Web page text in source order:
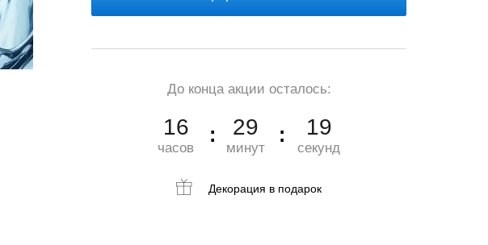
До конца акции осталось:
16
часов
29
минут
18
секунд
Декорация в подарок